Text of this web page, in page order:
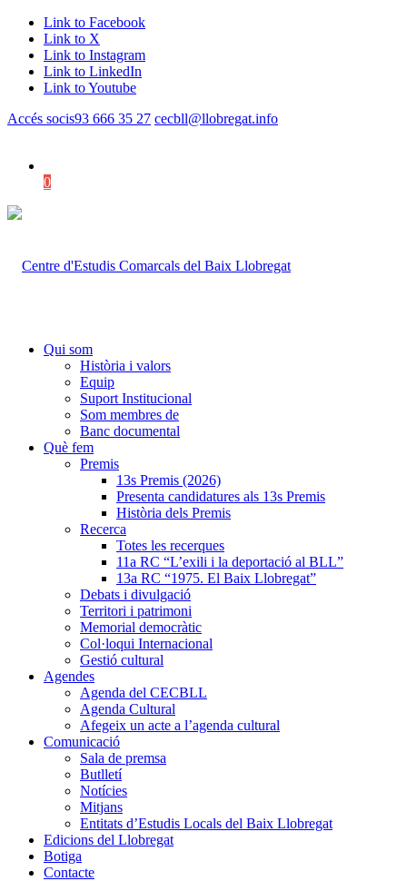
Link to Facebook
Link to X
Link to Instagram
Link to LinkedIn
Link to Youtube
Accés socis93 666 35 27 cecbll@llobregat.info
0
Qui som
Història i valors
Equip
Suport Institucional
Som membres de
Banc documental
Què fem
Premis
13s Premis (2026)
Presenta candidatures als 13s Premis
Història dels Premis
Recerca
Totes les recerques
11a RC “L’exili i la deportació al BLL”
13a RC “1975. El Baix Llobregat”
Debats i divulgació
Territori i patrimoni
Memorial democràtic
Col·loqui Internacional
Gestió cultural
Agendes
Agenda del CECBLL
Agenda Cultural
Afegeix un acte a l’agenda cultural
Comunicació
Sala de premsa
Butlletí
Notícies
Mitjans
Entitats d’Estudis Locals del Baix Llobregat
Edicions del Llobregat
Botiga
Contacte